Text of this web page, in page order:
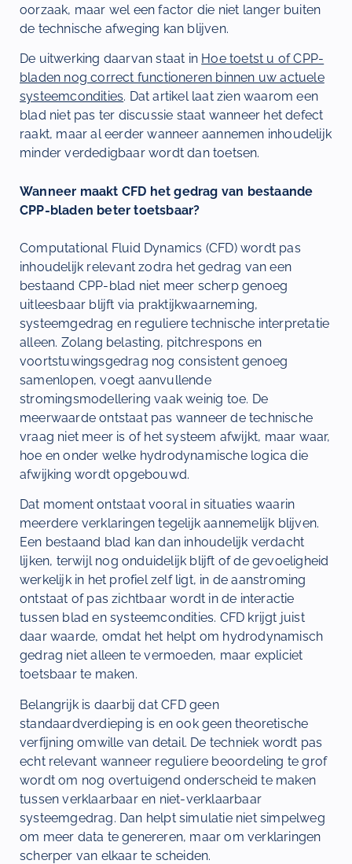
oorzaak, maar wel een factor die niet langer buiten
de technische afweging kan blijven.
De uitwerking daarvan staat in Hoe toetst u of CPP-
bladen nog correct functioneren binnen uw actuele
systeemcondities. Dat artikel laat zien waarom een
blad niet pas ter discussie staat wanneer het defect
raakt, maar al eerder wanneer aannemen inhoudelijk
minder verdedigbaar wordt dan toetsen.
Wanneer maakt CFD het gedrag van bestaande
CPP-bladen beter toetsbaar?
Computational Fluid Dynamics (CFD) wordt pas
inhoudelijk relevant zodra het gedrag van een
bestaand CPP-blad niet meer scherp genoeg
uitleesbaar blijft via praktijkwaarneming,
systeemgedrag en reguliere technische interpretatie
alleen. Zolang belasting, pitchrespons en
voortstuwingsgedrag nog consistent genoeg
samenlopen, voegt aanvullende
stromingsmodellering vaak weinig toe. De
meerwaarde ontstaat pas wanneer de technische
vraag niet meer is of het systeem afwijkt, maar waar,
hoe en onder welke hydrodynamische logica die
afwijking wordt opgebouwd.
Dat moment ontstaat vooral in situaties waarin
meerdere verklaringen tegelijk aannemelijk blijven.
Een bestaand blad kan dan inhoudelijk verdacht
lijken, terwijl nog onduidelijk blijft of de gevoeligheid
werkelijk in het profiel zelf ligt, in de aanstroming
ontstaat of pas zichtbaar wordt in de interactie
tussen blad en systeemcondities. CFD krijgt juist
daar waarde, omdat het helpt om hydrodynamisch
gedrag niet alleen te vermoeden, maar expliciet
toetsbaar te maken.
Belangrijk is daarbij dat CFD geen
standaardverdieping is en ook geen theoretische
verfijning omwille van detail. De techniek wordt pas
echt relevant wanneer reguliere beoordeling te grof
wordt om nog overtuigend onderscheid te maken
tussen verklaarbaar en niet-verklaarbaar
systeemgedrag. Dan helpt simulatie niet simpelweg
om meer data te genereren, maar om verklaringen
scherper van elkaar te scheiden.